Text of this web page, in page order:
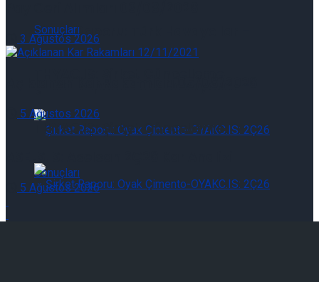
Şirket Raporu: Türk Havayolları-
THYAO.IS: Şirket Güncelleme
3 Ağustos 2026
5 Ağustos 2026
5 Ağustos 2026